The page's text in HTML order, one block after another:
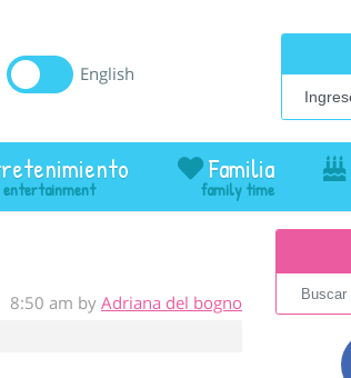
English
Familia
8:50 am by Adriana del bogno